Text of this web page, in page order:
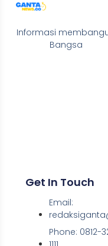
Informasi
Bangsa
Get In Touch
Email:
Phone: 0812-